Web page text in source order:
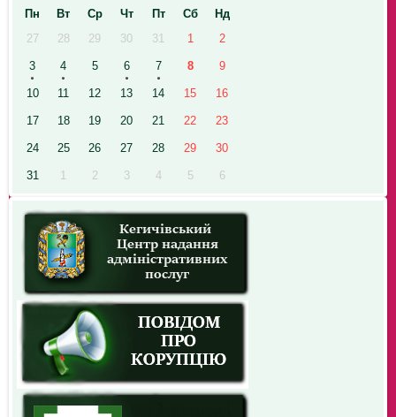
Пн
Вт Ср Чт Пт Сб
Нд
27
28 29 30 31 1 2
3 4 5 6 7 8 9
10 11 12 13 14 15 16
17 18 19 20 21 22 23
24 25 26 27 28 29 30
31 1 2 3 4 5 6